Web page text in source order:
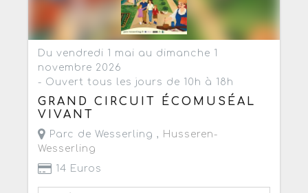
Du vendredi 1 mai au dimanche 1
novembre 2026
- Ouvert tous les jours de 10h à 18h
GRAND CIRCUIT ÉCOMUSÉAL
VIVANT
Parc de Wesserling , Husseren-
Wesserling
14 Euros